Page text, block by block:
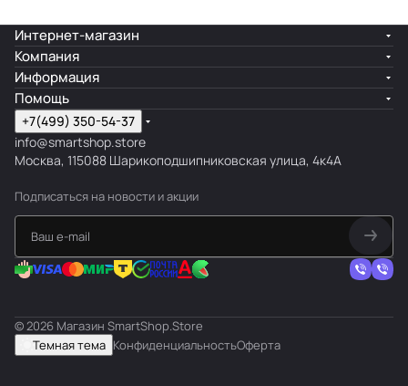
Интернет-магазин
Компания
Информация
Помощь
+7(499) 350-54-37
info@smartshop.store
Москва, 115088 Шарикоподшипниковская улица, 4к4А
Подписаться на новости и акции
© 2026 Магазин SmartShop.Store
Темная тема КонфиденциальностьОферта